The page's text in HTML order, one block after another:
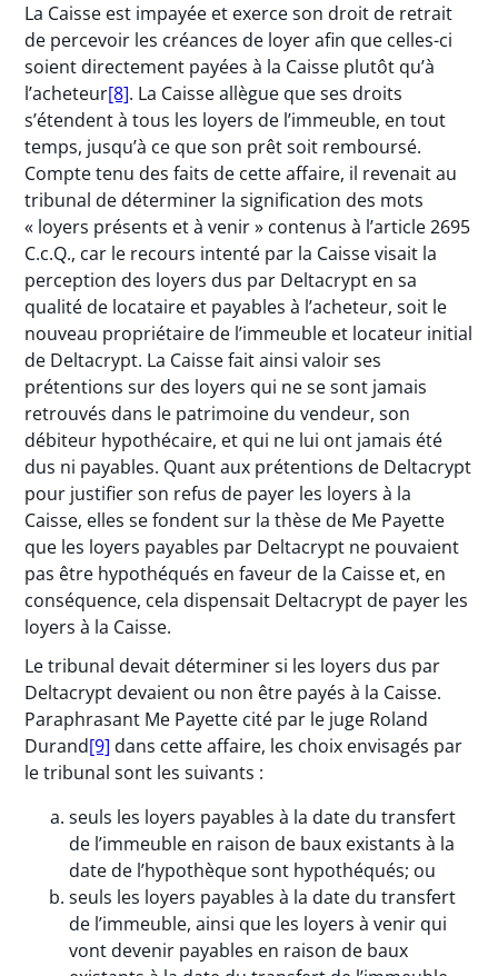
La Caisse est impayée et exerce son droit de retrait
de percevoir les créances de loyer afin que celles-ci
soient directement payées à la Caisse plutôt qu’à
l’acheteur[8]. La Caisse allègue que ses droits
s’étendent à tous les loyers de l’immeuble, en tout
temps, jusqu’à ce que son prêt soit remboursé.
Compte tenu des faits de cette affaire, il revenait au
tribunal de déterminer la signification des mots
« loyers présents et à venir » contenus à l’article 2695
C.c.Q., car le recours intenté par la Caisse visait la
perception des loyers dus par Deltacrypt en sa
qualité de locataire et payables à l’acheteur, soit le
nouveau propriétaire de l’immeuble et locateur initial
de Deltacrypt. La Caisse fait ainsi valoir ses
prétentions sur des loyers qui ne se sont jamais
retrouvés dans le patrimoine du vendeur, son
débiteur hypothécaire, et qui ne lui ont jamais été
dus ni payables. Quant aux prétentions de Deltacrypt
pour justifier son refus de payer les loyers à la
Caisse, elles se fondent sur la thèse de Me Payette
que les loyers payables par Deltacrypt ne pouvaient
pas être hypothéqués en faveur de la Caisse et, en
conséquence, cela dispensait Deltacrypt de payer les
loyers à la Caisse.
Le tribunal devait déterminer si les loyers dus par
Deltacrypt devaient ou non être payés à la Caisse.
Paraphrasant Me Payette cité par le juge Roland
Durand[9] dans cette affaire, les choix envisagés par
le tribunal sont les suivants :
seuls les loyers payables à la date du transfert
de l’immeuble en raison de baux existants à la
date de l’hypothèque sont hypothéqués; ou
seuls les loyers payables à la date du transfert
de l’immeuble, ainsi que les loyers à venir qui
vont devenir payables en raison de baux